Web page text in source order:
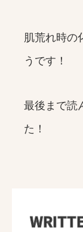
肌荒れ時の
うです！
最後まで読
た！